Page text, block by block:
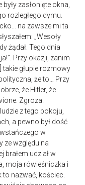
zasłonięte okna,
rozległego dymu.
na zawsze mi ta
„Wesoły
żądał. Tego dnia
Przy okazji, zanim
takie głupie rozmowy
że to… Przy
że Hitler, że
Zgroza.
z tego pokoju,
a pewno był dość
w
ze względu na
brałem udział w
moja rówieśniczka i
to nazwać, kościec.